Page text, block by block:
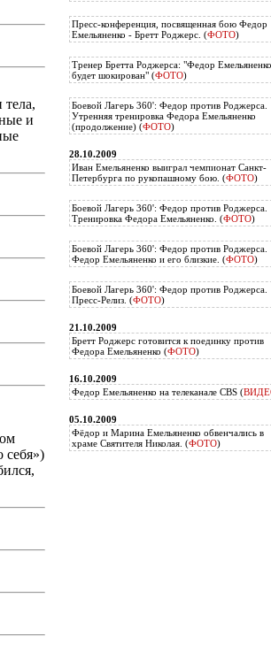
и
себя»)
Пресс-конференция, посвященная бою Федор
Емельяненко - Бретт Роджерс. (ФОТО)
Тренер Бретта Роджерса: "Федор Емельяненко
будет шокирован" (ФОТО)
Боевой Лагерь 360': Федор против Роджерса.
Утренняя тренировка Федора Емельяненко
(продолжение) (ФОТО)
28.10.2009
Иван Емельяненко выиграл чемпионат Санкт-
Петербурга по рукопашному бою. (ФОТО)
Боевой Лагерь 360': Федор против Роджерса.
Тренировка Федора Емельяненко. (ФОТО)
Боевой Лагерь 360': Федор против Роджерса.
Федор Емельяненко и его близкие. (ФОТО)
Боевой Лагерь 360': Федор против Роджерса.
Пресс-Релиз. (ФОТО)
21.10.2009
Бретт Роджерс готовится к поединку против
Федора Емельяненко (ФОТО)
16.10.2009
Федор Емельяненко на телеканале CBS (
05.10.2009
Фёдор и Марина Емельяненко обвенчались в
храме Святителя Николая. (ФОТО)